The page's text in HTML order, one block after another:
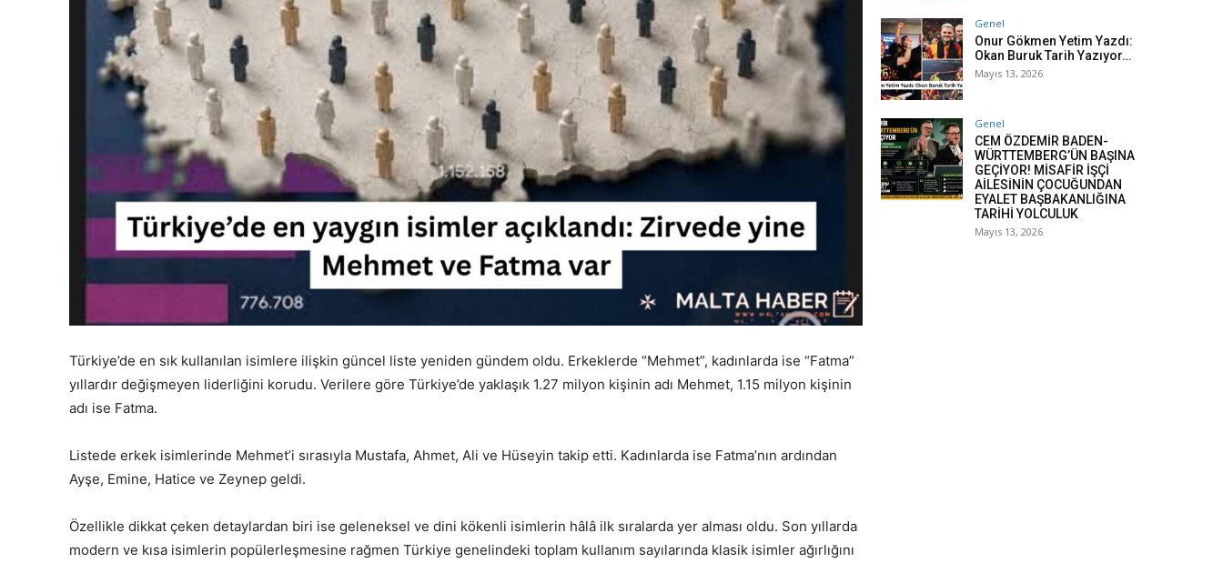
Türkiye’de en sık kullanılan isimlere ilişkin güncel liste yeniden gündem oldu. Erkeklerde “Mehmet”, kadınlarda ise “Fatma”
yıllardır değişmeyen liderliğini korudu. Verilere göre Türkiye’de yaklaşık 1.27 milyon kişinin adı Mehmet, 1.15 milyon kişinin
adı ise Fatma.
Listede erkek isimlerinde Mehmet’i sırasıyla Mustafa, Ahmet, Ali ve Hüseyin takip etti. Kadınlarda ise Fatma’nın ardından
Ayşe, Emine, Hatice ve Zeynep geldi.
Özellikle dikkat çeken detaylardan biri ise geleneksel ve dini kökenli isimlerin hâlâ ilk sıralarda yer alması oldu. Son yıllarda
modern ve kısa isimlerin popülerleşmesine rağmen Türkiye genelindeki toplam kullanım sayılarında klasik isimler ağırlığını
Genel
Onur Gökmen Yetim Yazdı:
Okan Buruk Tarih Yazıyor…
Mayıs 13, 2026
Genel
CEM ÖZDEMİR BADEN-
WÜRTTEMBERG’ÜN BAŞINA
GEÇİYOR! MİSAFİR İŞÇİ
AİLESİNİN ÇOCUĞUNDAN
EYALET BAŞBAKANLIĞINA
TARİHİ YOLCULUK
Mayıs 13, 2026